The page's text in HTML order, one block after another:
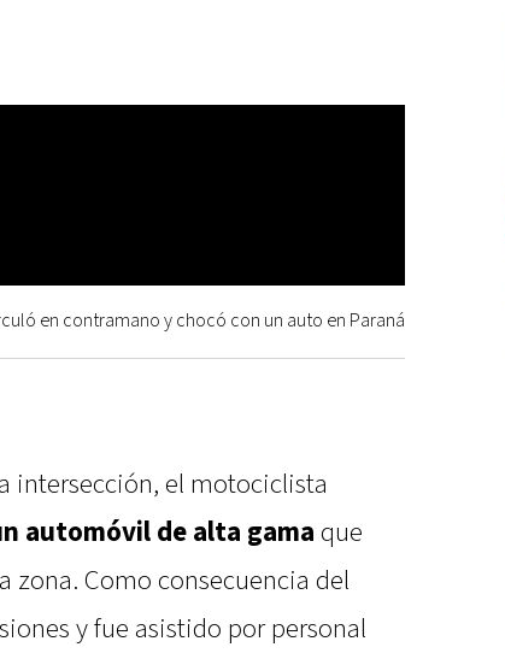
en contramano y chocó con un auto en Paraná
intersección, el motociclista
automóvil de alta gama que
Como consecuencia del
y fue asistido por personal